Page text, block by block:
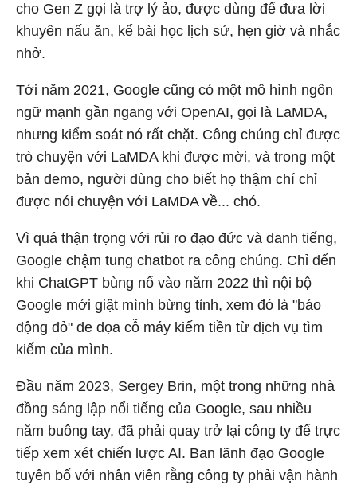
cho Gen Z gọi là trợ lý ảo, được dùng để đưa lời
khuyên nấu ăn, kể bài học lịch sử, hẹn giờ và nhắc
nhở.
Tới năm 2021, Google cũng có một mô hình ngôn
ngữ mạnh gần ngang với OpenAI, gọi là LaMDA,
nhưng kiểm soát nó rất chặt. Công chúng chỉ được
trò chuyện với LaMDA khi được mời, và trong một
bản demo, người dùng cho biết họ thậm chí chỉ
được nói chuyện với LaMDA về... chó.
Vì quá thận trọng với rủi ro đạo đức và danh tiếng,
Google chậm tung chatbot ra công chúng. Chỉ đến
khi ChatGPT bùng nổ vào năm 2022 thì nội bộ
Google mới giật mình bừng tỉnh, xem đó là "báo
động đỏ" đe dọa cỗ máy kiếm tiền từ dịch vụ tìm
kiếm của mình.
Đầu năm 2023, Sergey Brin, một trong những nhà
đồng sáng lập nổi tiếng của Google, sau nhiều
năm buông tay, đã phải quay trở lại công ty để trực
tiếp xem xét chiến lược AI. Ban lãnh đạo Google
tuyên bố với nhân viên rằng công ty phải vận hành